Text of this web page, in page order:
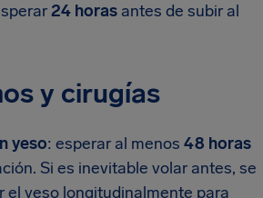
24 horas antes de subir al
y cirugías
yeso: esperar al menos 48 horas
Si es inevitable volar antes, se
el yeso longitudinalmente para